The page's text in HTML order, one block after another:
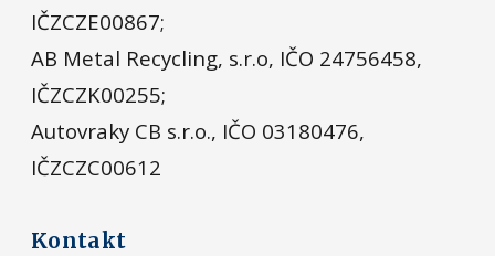
IČZCZE00867;
AB Metal Recycling, s.r.o, IČO 24756458,
IČZCZK00255;
Autovraky CB s.r.o., IČO 03180476,
IČZCZC00612
Kontakt